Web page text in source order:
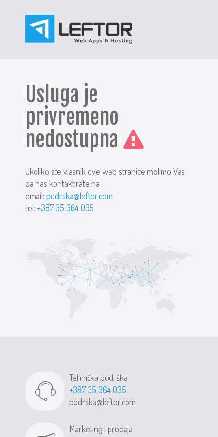
Usluga je
privremeno
nedostupna
Ukoliko ste vlasnik ove web stranice molimo Vas
da nas kontaktirate na
email:podrska@leftor.com
tel: +387 35 364 035
Tehnička podrška
+387 35 364 035
podrska@leftor.com
Marketing i prodaja